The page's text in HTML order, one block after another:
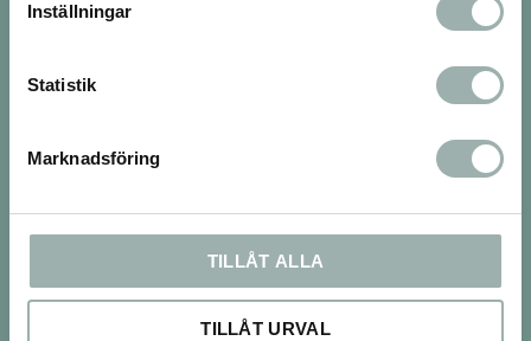
Inställningar
Statistik
Marknadsföring
TILLÅT ALLA
TILLÅT URVAL
Om oss
Vi finns både på webben och med en 250kvm